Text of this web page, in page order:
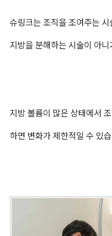
슈링크는 조직을 조여주는 시
지방을 분해하는 시술이 아
지방 볼륨이 많은 상태에서
하면 변화가 제한적일 수 있